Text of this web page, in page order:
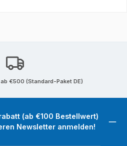
€500 (Standard-Paket DE)
(ab €100 Bestellwert)
Newsletter anmelden!